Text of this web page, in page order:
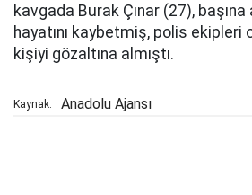
kavgada Burak Çınar (27), başına
hayatını kaybetmiş, polis ekipleri
kişiyi gözaltına almıştı.
Kaynak: Anadolu Ajansı